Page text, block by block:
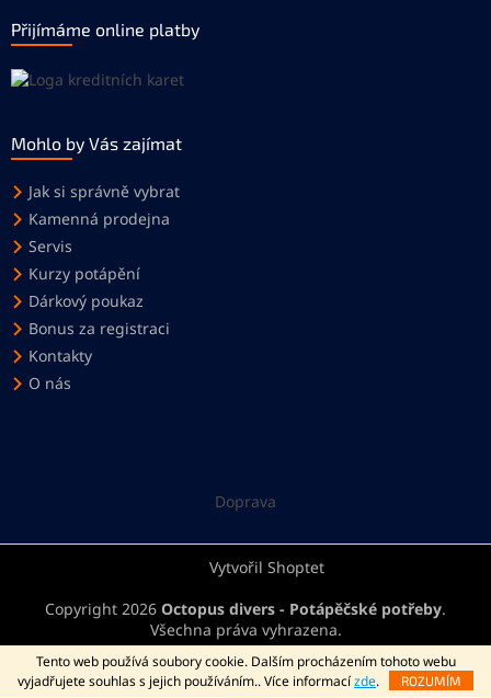
Tento web používá soubory cookie. Dalším procházením tohoto webu
vyjadřujete souhlas s jejich používáním.. Více informacízde. ROZUMÍM
Přijímáme online platby
Mohlo by Vás zajímat
Jak si správně vybrat
Kamenná prodejna
Servis
Kurzy potápění
Dárkový poukaz
Bonus za registraci
Kontakty
O nás
Doprava
Vytvořil Shoptet
Copyright 2026 Octopus divers - Potápěčské potřeby.
Všechna práva vyhrazena.
Podle zákona o evidenci tržeb je prodávající povinen vystavit kupujícímu
účtenku. Zároveň je povinen zaevidovat přijatou tržbu u správce daně
online; v případě technického výpadku pak nejpozději do 48 hodin.